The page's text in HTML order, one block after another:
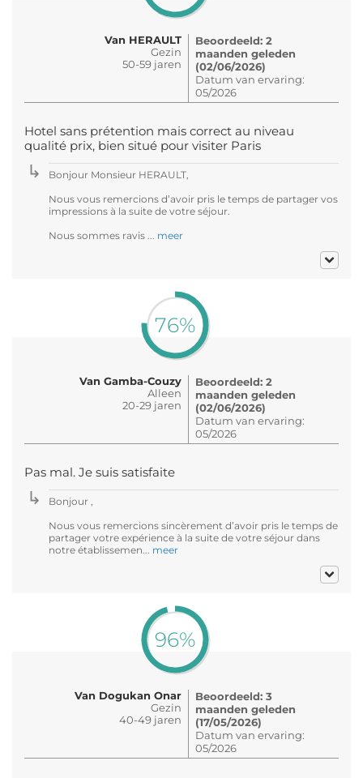
Van HERAULT
Gezin
50-59 jaren
Beoordeeld: 2
maanden geleden
(02/06/2026)
Datum van ervaring:
05/2026
Hotel sans prétention mais correct au niveau
qualité prix, bien situé pour visiter Paris
Bonjour Monsieur HERAULT,
Nous vous remercions d’avoir pris le temps de partager vos
impressions à la suite de votre séjour.
Nous sommes ravis ... meer
76%
Van Gamba-Couzy
Alleen
20-29 jaren
Beoordeeld: 2
maanden geleden
(02/06/2026)
Datum van ervaring:
05/2026
Pas mal. Je suis satisfaite
Bonjour ,
Nous vous remercions sincèrement d’avoir pris le temps de
partager votre expérience à la suite de votre séjour dans
notre établissemen... meer
96%
Van Dogukan Onar
Gezin
40-49 jaren
Beoordeeld: 3
maanden geleden
(17/05/2026)
Datum van ervaring:
05/2026